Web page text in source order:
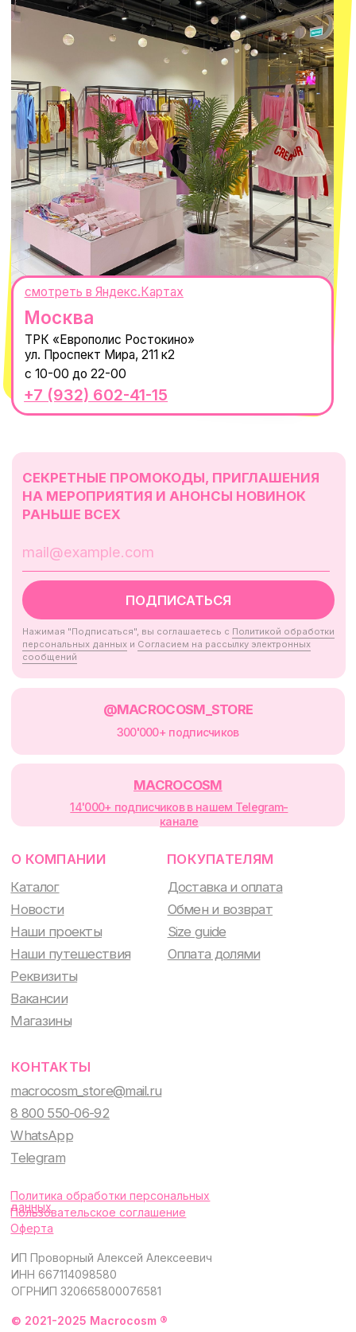
ИП Проворный Алексей Алексеевич
ОГРНИП 320665800076581
© 2021-2025 Macrocosm ®
Пользовательское соглашение
Политика обработки персональных
данных